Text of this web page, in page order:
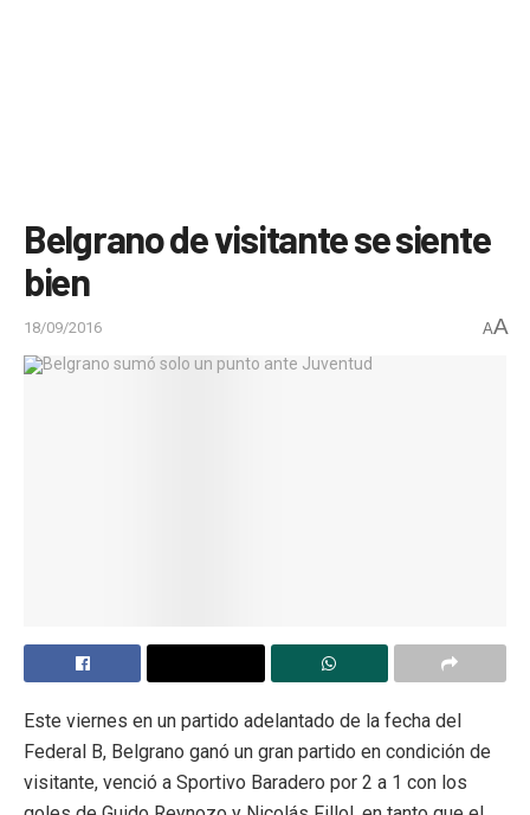
Belgrano de visitante se siente
bien
18/09/2016 AA
Este viernes en un partido adelantado de la fecha del
Federal B, Belgrano ganó un gran partido en condición de
visitante, venció a Sportivo Baradero por 2 a 1 con los